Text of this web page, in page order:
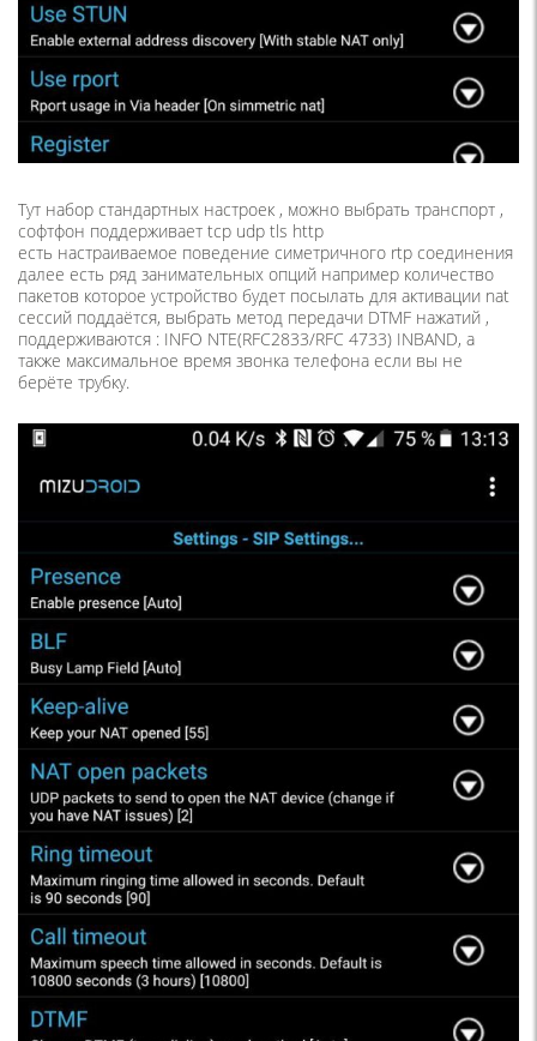
Тут набор стандартных настроек , можно выбрать транспорт ,
софтфон поддерживает tcp udp tls http
есть настраиваемое поведение симетричного rtp соединения
далее есть ряд занимательных опций например количество
пакетов которое устройство будет посылать для активации nat
сессий поддаётся, выбрать метод передачи DTMF нажатий ,
поддерживаются : INFO NTE(RFC2833/RFC 4733) INBAND, а
также максимальное время звонка телефона если вы не
берёте трубку.